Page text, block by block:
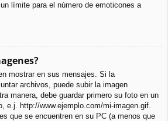
límite para el número de emoticones a
mostrar en sus mensajes. Si la
archivos, puede subir la imagen
manera, debe guardar primero su foto en un
e.j. http://www.ejemplo.com/mi-imagen.gif.
que se encuentren en su PC (a menos que